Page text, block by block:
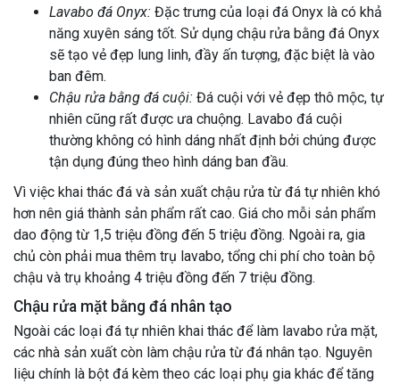
Lavabo đá Onyx: Đặc trưng của loại đá Onyx là có khả
năng xuyên sáng tốt. Sử dụng chậu rửa bằng đá Onyx
sẽ tạo vẻ đẹp lung linh, đầy ấn tượng, đặc biệt là vào
ban đêm.
Chậu rửa bằng đá cuội: Đá cuội với vẻ đẹp thô mộc, tự
nhiên cũng rất được ưa chuộng. Lavabo đá cuội
thường không có hình dáng nhất định bởi chúng được
tận dụng đúng theo hình dáng ban đầu.
Vì việc khai thác đá và sản xuất chậu rửa từ đá tự nhiên khó
hơn nên giá thành sản phẩm rất cao. Giá cho mỗi sản phẩm
dao động từ 1,5 triệu đồng đến 5 triệu đồng. Ngoài ra, gia
chủ còn phải mua thêm trụ lavabo, tổng chi phí cho toàn bộ
chậu và trụ khoảng 4 triệu đồng đến 7 triệu đồng.
Chậu rửa mặt bằng đá nhân tạo
Ngoài các loại đá tự nhiên khai thác để làm lavabo rửa mặt,
các nhà sản xuất còn làm chậu rửa từ đá nhân tạo. Nguyên
liệu chính là bột đá kèm theo các loại phụ gia khác để tăng